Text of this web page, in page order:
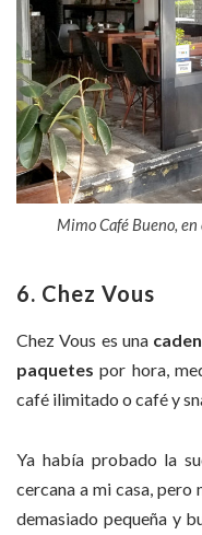
Mimo Café Bueno,
6. Chez Vous
Chez Vous es una
paquetes por hora,
café ilimitado o café y
Ya había probado la
cercana a mi casa, pero
demasiado pequeña y